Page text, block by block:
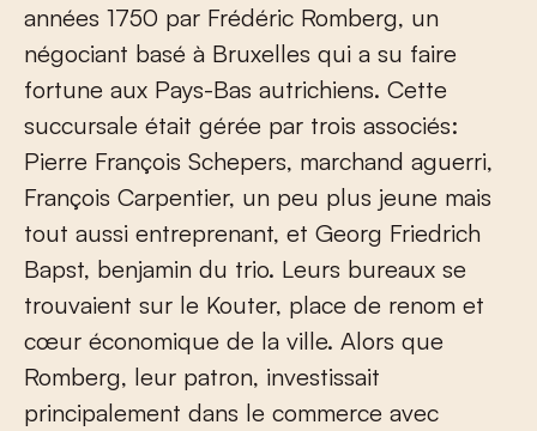
années 1750 par Frédéric Romberg, un
négociant basé à Bruxelles qui a su faire
fortune aux Pays-Bas autrichiens. Cette
succursale était gérée par trois associés:
Pierre François Schepers, marchand aguerri,
François Carpentier, un peu plus jeune mais
tout aussi entreprenant, et Georg Friedrich
Bapst, benjamin du trio. Leurs bureaux se
trouvaient sur le Kouter, place de renom et
cœur économique de la ville. Alors que
Romberg, leur patron, investissait
principalement dans le commerce avec